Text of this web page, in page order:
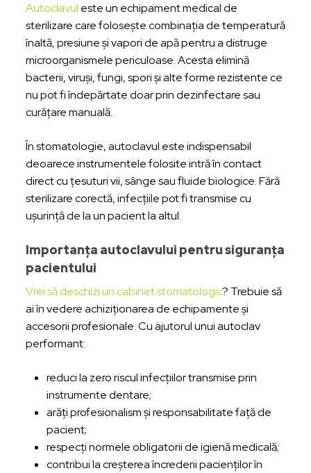
Autoclavul este un echipament medical de
sterilizare care folosește combinația de temperatură
înaltă, presiune și vapori de apă pentru a distruge
microorganismele periculoase. Acesta elimină
bacterii, viruși, fungi, spori și alte forme rezistente ce
nu pot fi îndepărtate doar prin dezinfectare sau
curățare manuală.
În stomatologie, autoclavul este indispensabil
deoarece instrumentele folosite intră în contact
direct cu țesuturi vii, sânge sau fluide biologice. Fără
sterilizare corectă, infecțiile pot fi transmise cu
ușurință de la un pacient la altul.
Importanța autoclavului pentru siguranța
pacientului
Vrei să deschizi un cabinet stomatologic? Trebuie să
ai în vedere achiziționarea de echipamente și
accesorii profesionale. Cu ajutorul unui autoclav
performant:
reduci la zero riscul infecțiilor transmise prin
instrumente dentare;
arăți profesionalism și responsabilitate față de
pacient;
respecți normele obligatorii de igienă medicală;
contribui la creșterea încrederii pacienților în